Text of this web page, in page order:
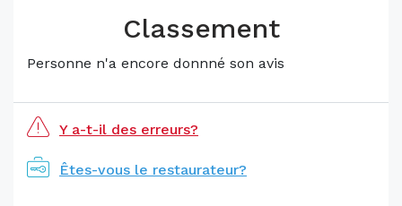
Classement
Personne n'a encore donnné son avis
Y a-t-il des erreurs?
Êtes-vous le restaurateur?